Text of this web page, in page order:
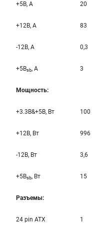
+5B, А 20
+12B, A 83
-12B, A 0,3
+5Bsb, A 3
Мощность:
+3.3B&+5B, Вт 100
+12B, Вт 996
-12B, Вт 3,6
+5Bsb, Вт 15
Разъемы:
24 pin ATX 1